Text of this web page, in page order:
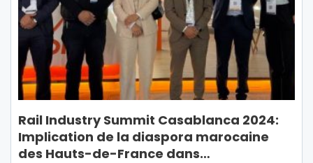
Rail Industry Summit Casablanca 2024:
Implication de la diaspora marocaine
des Hauts-de-France dans…